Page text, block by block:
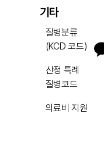
기타
질병분류
(KCD 코드)
산정 특례
질병코드
의료비 지원